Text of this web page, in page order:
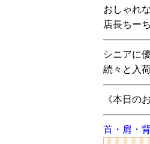
おしゃれ
店長ちー
シニアに
続々と入
《本日の
首・肩・